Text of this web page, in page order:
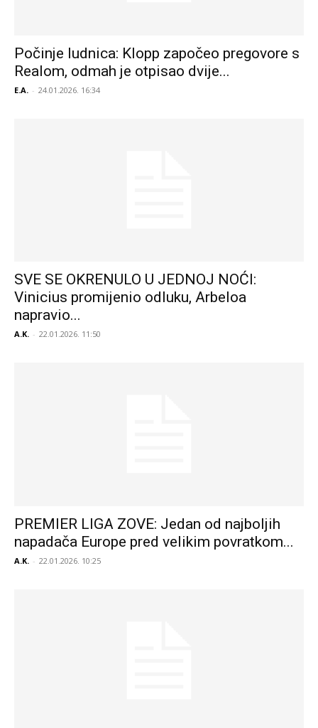
Počinje ludnica: Klopp započeo pregovore s
Realom, odmah je otpisao dvije...
E.A. - 24.01.2026. 16:34
SVE SE OKRENULO U JEDNOJ NOĆI:
Vinicius promijenio odluku, Arbeloa
napravio...
A.K. - 22.01.2026. 11:50
PREMIER LIGA ZOVE: Jedan od najboljih
napadača Europe pred velikim povratkom...
A.K. - 22.01.2026. 10:25